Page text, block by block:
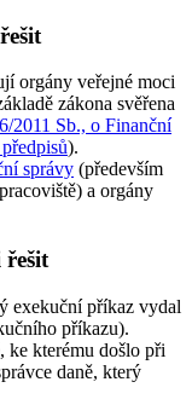
orgány veřejné moci
zákona svěřena
2011 Sb., o Finanční
).
správy (především
a orgány
řešit
exekuční příkaz vydal
příkazu).
ke kterému došlo při
daně, který